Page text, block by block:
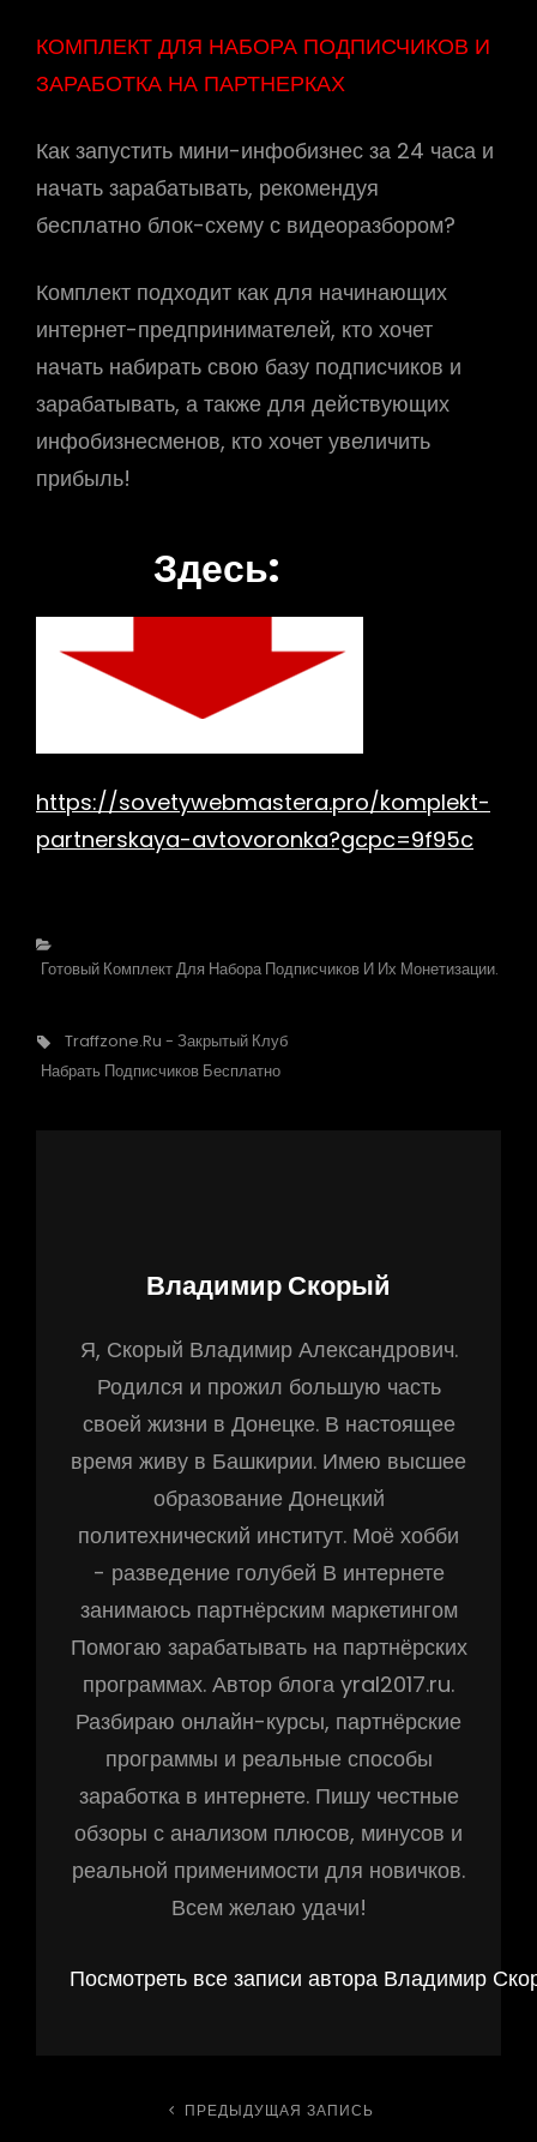
КОМПЛЕКТ ДЛЯ НАБОРА ПОДПИСЧИКОВ И
ЗАРАБОТКА НА ПАРТНЕРКАХ
Как запустить мини-инфобизнес за 24 часа и
начать зарабатывать, рекомендуя
бесплатно блок-схему с видеоразбором?
Комплект подходит как для начинающих
интернет-предпринимателей, кто хочет
начать набирать свою базу подписчиков и
зарабатывать, а также для действующих
инфобизнесменов, кто хочет увеличить
прибыль!
Здесь:
https://sovetywebmastera.pro/komplekt-
partnerskaya-avtovoronka?gcpc=9f95c
Готовый Комплект Для Набора Подписчиков И Их Монетизации.
Метки,
Traffzone.ru - Закрытый Клуб
Набрать Подписчиков Бесплатно
Автор:
Владимир Скорый
Я, Скорый Владимир Александрович.
Родился и прожил большую часть
своей жизни в Донецке. В настоящее
время живу в Башкирии. Имею высшее
образование Донецкий
политехнический институт. Моё хобби
- разведение голубей В интернете
занимаюсь партнёрским маркетингом
Помогаю зарабатывать на партнёрских
программах. Автор блога yral2017.ru.
Разбираю онлайн-курсы, партнёрские
программы и реальные способы
заработка в интернете. Пишу честные
обзоры с анализом плюсов, минусов и
реальной применимости для новичков.
Всем желаю удачи!
Посмотреть все записи автора Владимир
Навигация
Предыдущая
ПРЕДЫДУЩАЯ ЗАПИСЬ